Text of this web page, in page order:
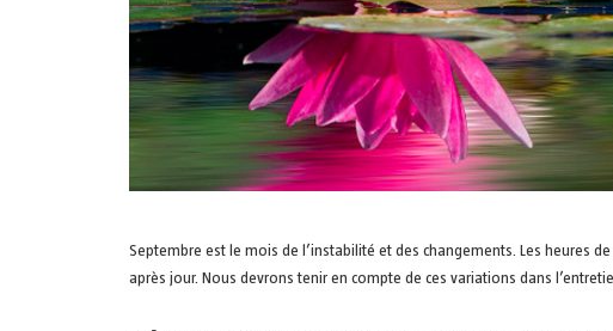
Septembre est le mois de l’instabilité et des changements. Les heures
après jour. Nous devrons tenir en compte de ces variations dans